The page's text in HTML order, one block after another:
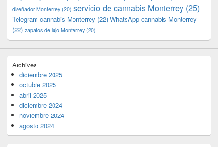
diseñador Monterrey (20) servicio de cannabis Monterrey (25)
Telegram cannabis Monterrey (22) WhatsApp cannabis Monterrey
(22) zapatos de lujo Monterrey (20)
Archives
diciembre 2025
octubre 2025
abril 2025
diciembre 2024
noviembre 2024
agosto 2024